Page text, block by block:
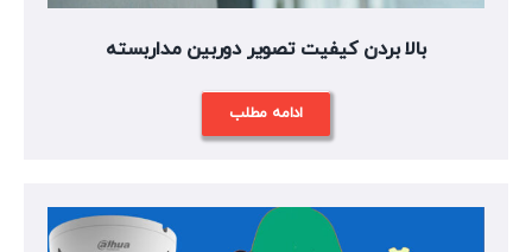
بالا بردن کیفیت تصویر دوربین مداربسته
ادامه مطلب